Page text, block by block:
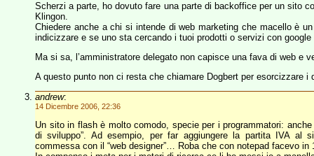
Scherzi a parte, ho dovuto fare una parte di backoffice per un sito
Klingon.
Chiedere anche a chi si intende di web marketing che macello è
indicizzare e se uno sta cercando i tuoi prodotti o servizi con
Ma si sa, l’amministratore delegato non capisce una fava di web e
A questo punto non ci resta che chiamare Dogbert per esorcizzare i
andrew:
14 Dicembre 2006, 22:36
Un sito in flash è molto comodo, specie per i programmatori:
di sviluppo”. Ad esempio, per far aggiungere la partita IVA al
commessa con il “web designer”… Roba che con notepad facevo